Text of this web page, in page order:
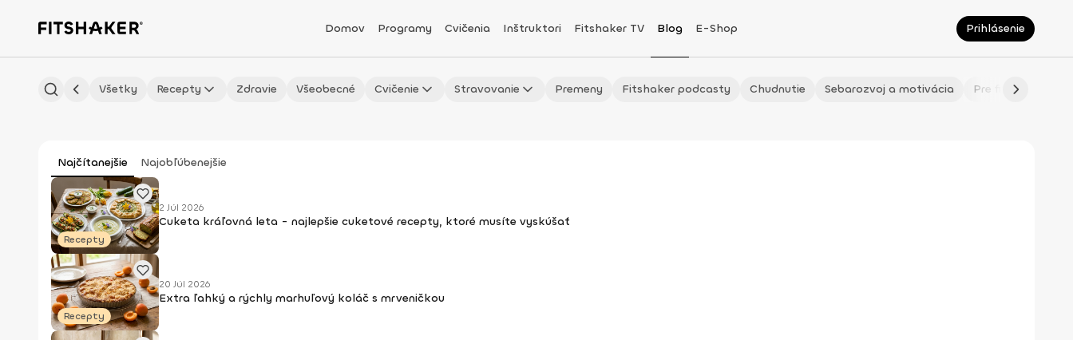
Domov Programy Cvičenia Inštruktori Fitshaker TV Blog E-Shop Prihlásenie
Všetky Recepty Zdravie Všeobecné Cvičenie Stravovanie Premeny Fitshaker podcasty Chudnutie Sebarozvoj a motivácia Pre fitmaminky
Najčítanejšie Najobľúbenejšie
Recepty
2 Júl 2026
Cuketa kráľovná leta - najlepšie cuketové recepty, ktoré musíte vyskúšať
Recepty
20 Júl 2026
Extra ľahký a rýchly marhuľový koláč s mrveničkou